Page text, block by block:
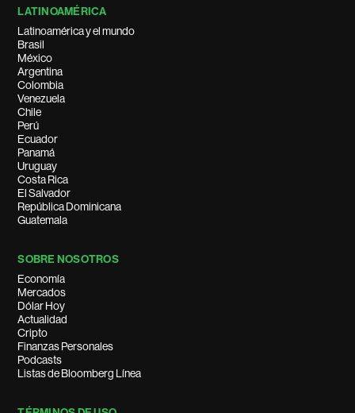
LATINOAMÉRICA
Latinoamérica y el mundo
Brasil
México
Argentina
Colombia
Venezuela
Chile
Perú
Ecuador
Panamá
Uruguay
Costa Rica
El Salvador
República Dominicana
Guatemala
SOBRE NOSOTROS
Economía
Mercados
Dólar Hoy
Actualidad
Cripto
Finanzas Personales
Podcasts
Listas de Bloomberg Línea